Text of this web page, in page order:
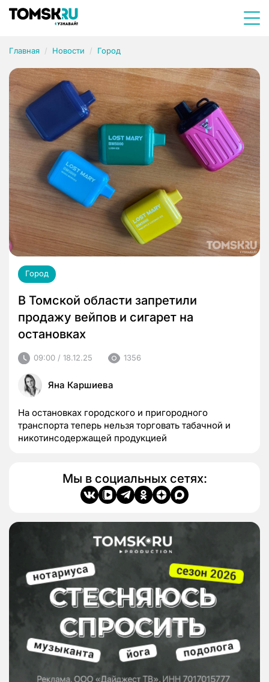
Главная Новости Город
Город
В Томской области запретили
продажу вейпов и сигарет на
остановках
09:00 / 18.12.25 1356
Яна Каршиева
На остановках городского и пригородного
транспорта теперь нельзя торговать табачной и
никотинсодержащей продукцией
Мы в социальных сетях: